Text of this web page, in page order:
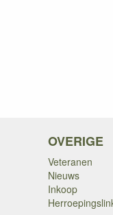
OVERIGE
Veteranen
Nieuws
Inkoop